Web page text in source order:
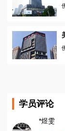
学员评论
*煜雯